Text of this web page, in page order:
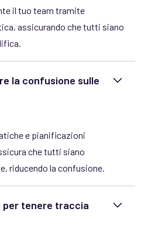
il tuo team tramite
assicurando che tutti siano
la confusione sulle
e pianificazioni
che tutti siano
riducendo la confusione.
per tenere traccia